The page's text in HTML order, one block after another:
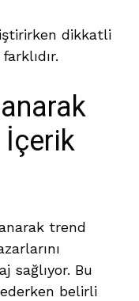
dikkatli
trend
sağlıyor. Bu
belirli